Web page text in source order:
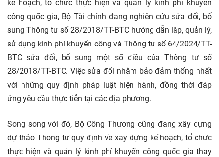
kế hoạch, tổ chức thực hiện và quản lý kinh phí khuyến
công quốc gia, Bộ Tài chính đang nghiên cứu sửa đổi, bổ
sung Thông tư số 28/2018/TT-BTC hướng dẫn lập, quản lý,
sử dụng kinh phí khuyến công và Thông tư số 64/2024/TT-
BTC sửa đổi, bổ sung một số điều của Thông tư số
28/2018/TT-BTC. Việc sửa đổi nhằm bảo đảm thống nhất
với những quy định pháp luật hiện hành, đồng thời đáp
ứng yêu cầu thực tiễn tại các địa phương.
Song song với đó, Bộ Công Thương cũng đang xây dựng
dự thảo Thông tư quy định về xây dựng kế hoạch, tổ chức
thực hiện và quản lý kinh phí khuyến công quốc gia thay